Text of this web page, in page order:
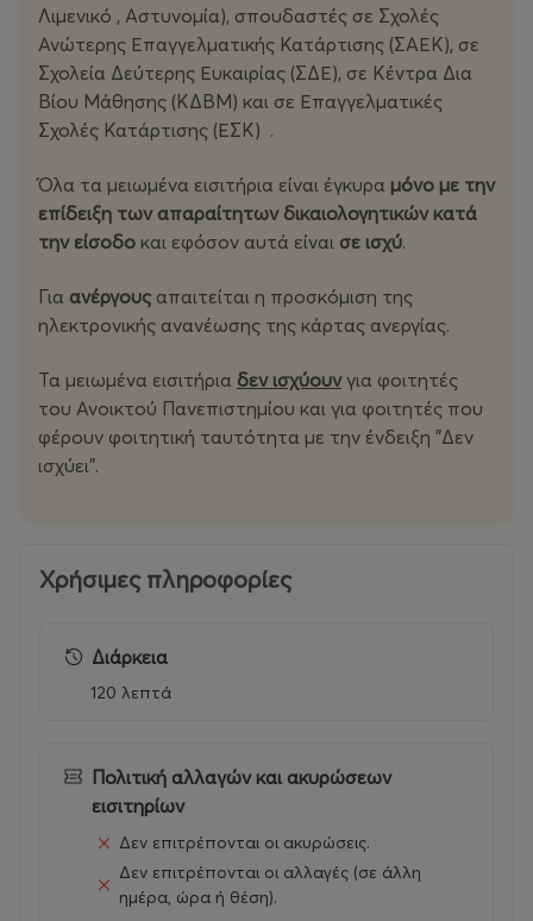
Λιμενικό , Αστυνομία), σπουδαστές σε Σχολές
Ανώτερης Επαγγελματικής Κατάρτισης (ΣΑΕΚ), σε
Σχολεία Δεύτερης Ευκαιρίας (ΣΔΕ), σε Κέντρα Δια
Βίου Μάθησης (ΚΔΒΜ) και σε Επαγγελματικές
Σχολές Κατάρτισης (ΕΣΚ) .
Όλα τα μειωμένα εισιτήρια είναι έγκυρα μόνο με την
επίδειξη των απαραίτητων δικαιολογητικών κατά
την είσοδο και εφόσον αυτά είναι σε ισχύ.
Για ανέργους απαιτείται η προσκόμιση της
ηλεκτρονικής ανανέωσης της κάρτας ανεργίας.
Τα μειωμένα εισιτήρια δεν ισχύουνγια φοιτητές
του Ανοικτού Πανεπιστημίου και για φοιτητές που
φέρουν φοιτητική ταυτότητα με την ένδειξη "Δεν
ισχύει".
Χρήσιμες πληροφορίες
Διάρκεια
120 λεπτά
Πολιτική αλλαγών και ακυρώσεων
εισιτηρίων
Δεν επιτρέπονται οι ακυρώσεις.
Δεν επιτρέπονται οι αλλαγές (σε άλλη
ημέρα, ώρα ή θέση).